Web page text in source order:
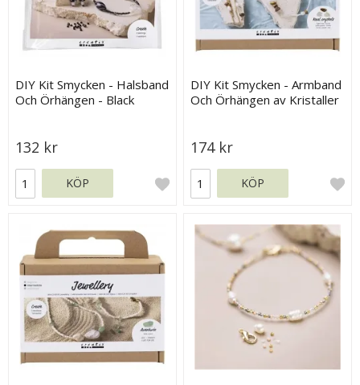
DIY Kit Smycken - Halsband
Och Örhängen - Black
132 kr
KÖP
DIY Kit Smycken - Armband
Och Örhängen av Kristaller
174 kr
KÖP